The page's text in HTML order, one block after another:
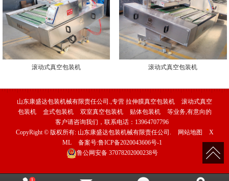
滚动式真空包装机 滚动式真空包装机
山东康盛达包装机械有限责任公司.,专营 拉伸膜真空包装机
滚动式真空
包装机
盒式包装机 双室真空包装机 贴体包装机
等业务,有意向的
客户请咨询我们，联系电话： 13964707796
CopyRight © 版权所有: 山东康盛达包装机械有限责任公司. 网站地图
X
ML
备案号:鲁ICP备2020043606号-1
鲁公网安备37078202000238号